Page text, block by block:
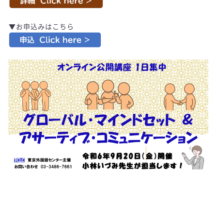
▼お申込みはこちら